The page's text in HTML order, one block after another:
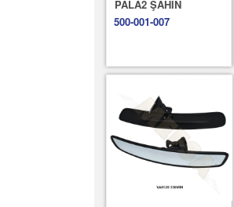
PALA2 ŞAHİN
500-001-007